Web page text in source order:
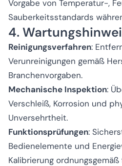
Vorgabe von Temperatur-,
Sauberkeitsstandards
4.
Reinigungsverfahren:
Verunreinigungen gemäß
Branchenvorgaben.
Mechanische Inspektion:
Verschleiß, Korrosion und
Unversehrtheit.
Funktionsprüfungen:
Bedienelemente und
Kalibrierung